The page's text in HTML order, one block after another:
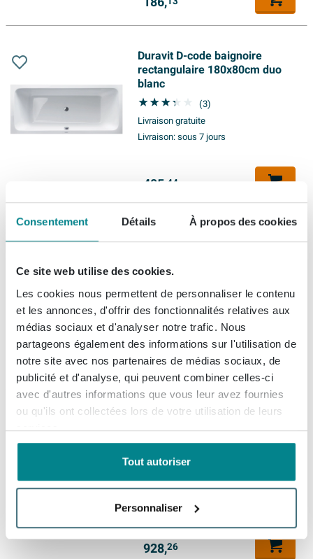
Consentement Détails À propos des cookies
Ce site web utilise des cookies.
Les cookies nous permettent de personnaliser le contenu
et les annonces, d'offrir des fonctionnalités relatives aux
médias sociaux et d'analyser notre trafic. Nous
partageons également des informations sur l'utilisation de
notre site avec nos partenaires de médias sociaux, de
publicité et d'analyse, qui peuvent combiner celles-ci
avec d'autres informations que vous leur avez fournies
ou qu'ils ont collectées lors de votre utilisation de leurs
services.
Tout autoriser
Personnaliser
Duravit D-code baignoire
rectangulaire 180x80cm duo
blanc
(3)
Livraison gratuite
Livraison:sous 7 jours
405, 44
Villeroy et Boch Squaro Edge
rectangulaire avec pieds et
vidage et trop plein 170x75cm
blanc
Livraison gratuite
864,
Villeroy et Boch Squaro Edge
12 Baignoire quaryl
rectangulaire 160x75x45cm
avec pieds et vidage avec trop
Livraison gratuite
Livré demain
928,26